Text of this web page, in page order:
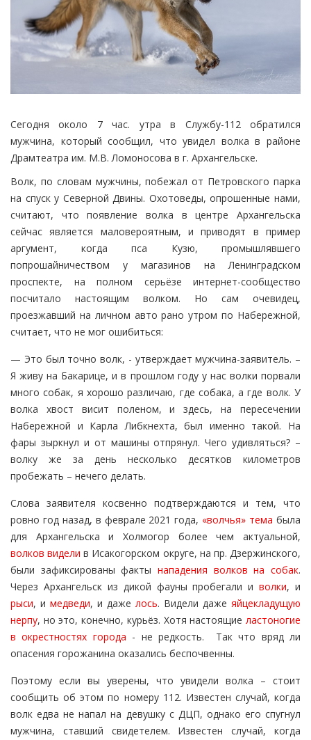
Сегодня около 7 час. утра в Службу-112 обратился
мужчина, который сообщил, что увидел волка в районе
Драмтеатра им. М.В. Ломоносова в г. Архангельске.
Волк, по словам мужчины, побежал от Петровского парка
на спуск у Северной Двины. Охотоведы, опрошенные нами,
считают, что появление волка в центре Архангельска
сейчас является маловероятным, и приводят в пример
аргумент, когда пса Кузю, промышлявшего
попрошайничеством у магазинов на Ленинградском
проспекте, на полном серьёзе интернет-сообщество
посчитало настоящим волком. Но сам очевидец,
проезжавший на личном авто рано утром по Набережной,
считает, что не мог ошибиться:
— Это был точно волк, - утверждает мужчина-заявитель. –
Я живу на Бакарице, и в прошлом году у нас волки порвали
много собак, я хорошо различаю, где собака, а где волк. У
волка хвост висит поленом, и здесь, на пересечении
Набережной и Карла Либкнехта, был именно такой. На
фары зыркнул и от машины отпрянул. Чего удивляться? –
волку же за день несколько десятков километров
пробежать – нечего делать.
Слова заявителя косвенно подтверждаются и тем, что
ровно год назад, в феврале 2021 года, «волчья» тема была
для Архангельска и Холмогор более чем актуальной,
волков видели в Исакогорском округе, на пр. Дзержинского,
были зафиксированы факты нападения волков на собак.
Через Архангельск из дикой фауны пробегали иволки, и
рыси, и медведи, и даже лось. Видели даже яйцекладущую
нерпу, но это, конечно, курьёз. Хотя настоящие ластоногие
в окрестностях города - не редкость. Так что вряд ли
опасения горожанина оказались беспочвенны.
Поэтому если вы уверены, что увидели волка – стоит
сообщить об этом по номеру 112. Известен случай, когда
волк едва не напал на девушку с ДЦП, однако его спугнул
мужчина, ставший свидетелем. Известен случай, когда